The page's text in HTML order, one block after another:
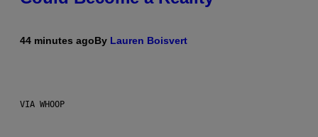
44 minutes agoBy Lauren Boisvert
VIA WHOOP